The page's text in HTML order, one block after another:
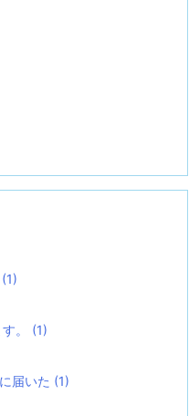
(1)
。 (1)
届いた (1)